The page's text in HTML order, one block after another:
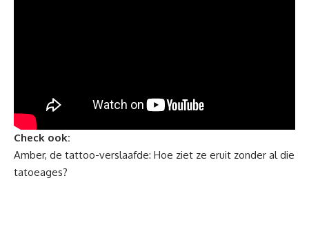
Check ook:
Amber, de tattoo-verslaafde: Hoe ziet ze eruit zonder al die
tatoeages?